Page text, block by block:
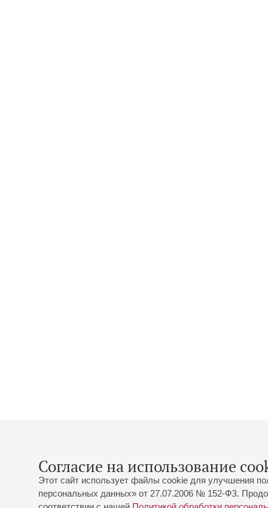
Согласие на использование
Этот сайт использует файлы cookie для улучшения
персональных данных» от 27.07.2006 № 152-ФЗ.